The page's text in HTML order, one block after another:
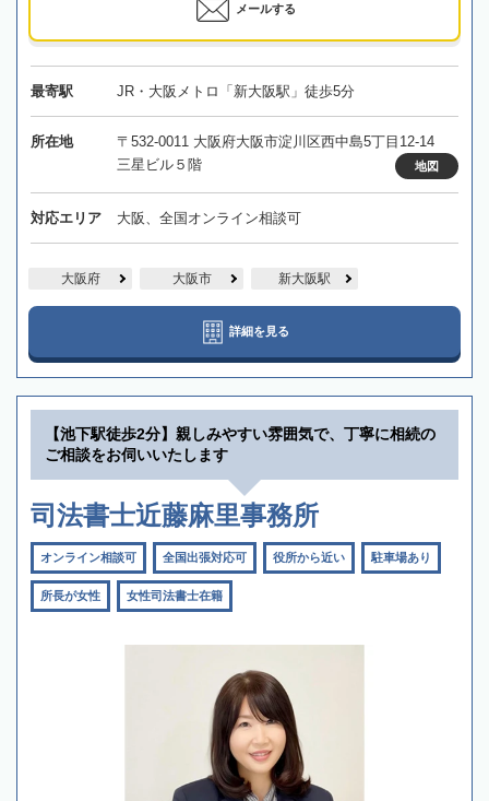
メールする
最寄駅 JR・大阪メトロ「新大阪駅」徒歩5分
所在地
〒532-0011 大阪府大阪市淀川区西中島5丁目12-14
三星ビル５階
地図
対応エリア 大阪、全国オンライン相談可
大阪府 大阪市 新大阪駅
詳細を見る
【池下駅徒歩2分】親しみやすい雰囲気で、丁寧に相続の
ご相談をお伺いいたします
司法書士近藤麻里事務所
オンライン相談可 全国出張対応可 役所から近い 駐車場あり
所長が女性 女性司法書士在籍